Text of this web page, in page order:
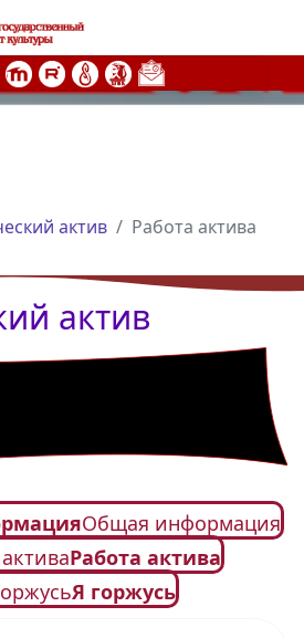
актив Работа актива
актив
Общая информация
Работа актива
Я горжусь